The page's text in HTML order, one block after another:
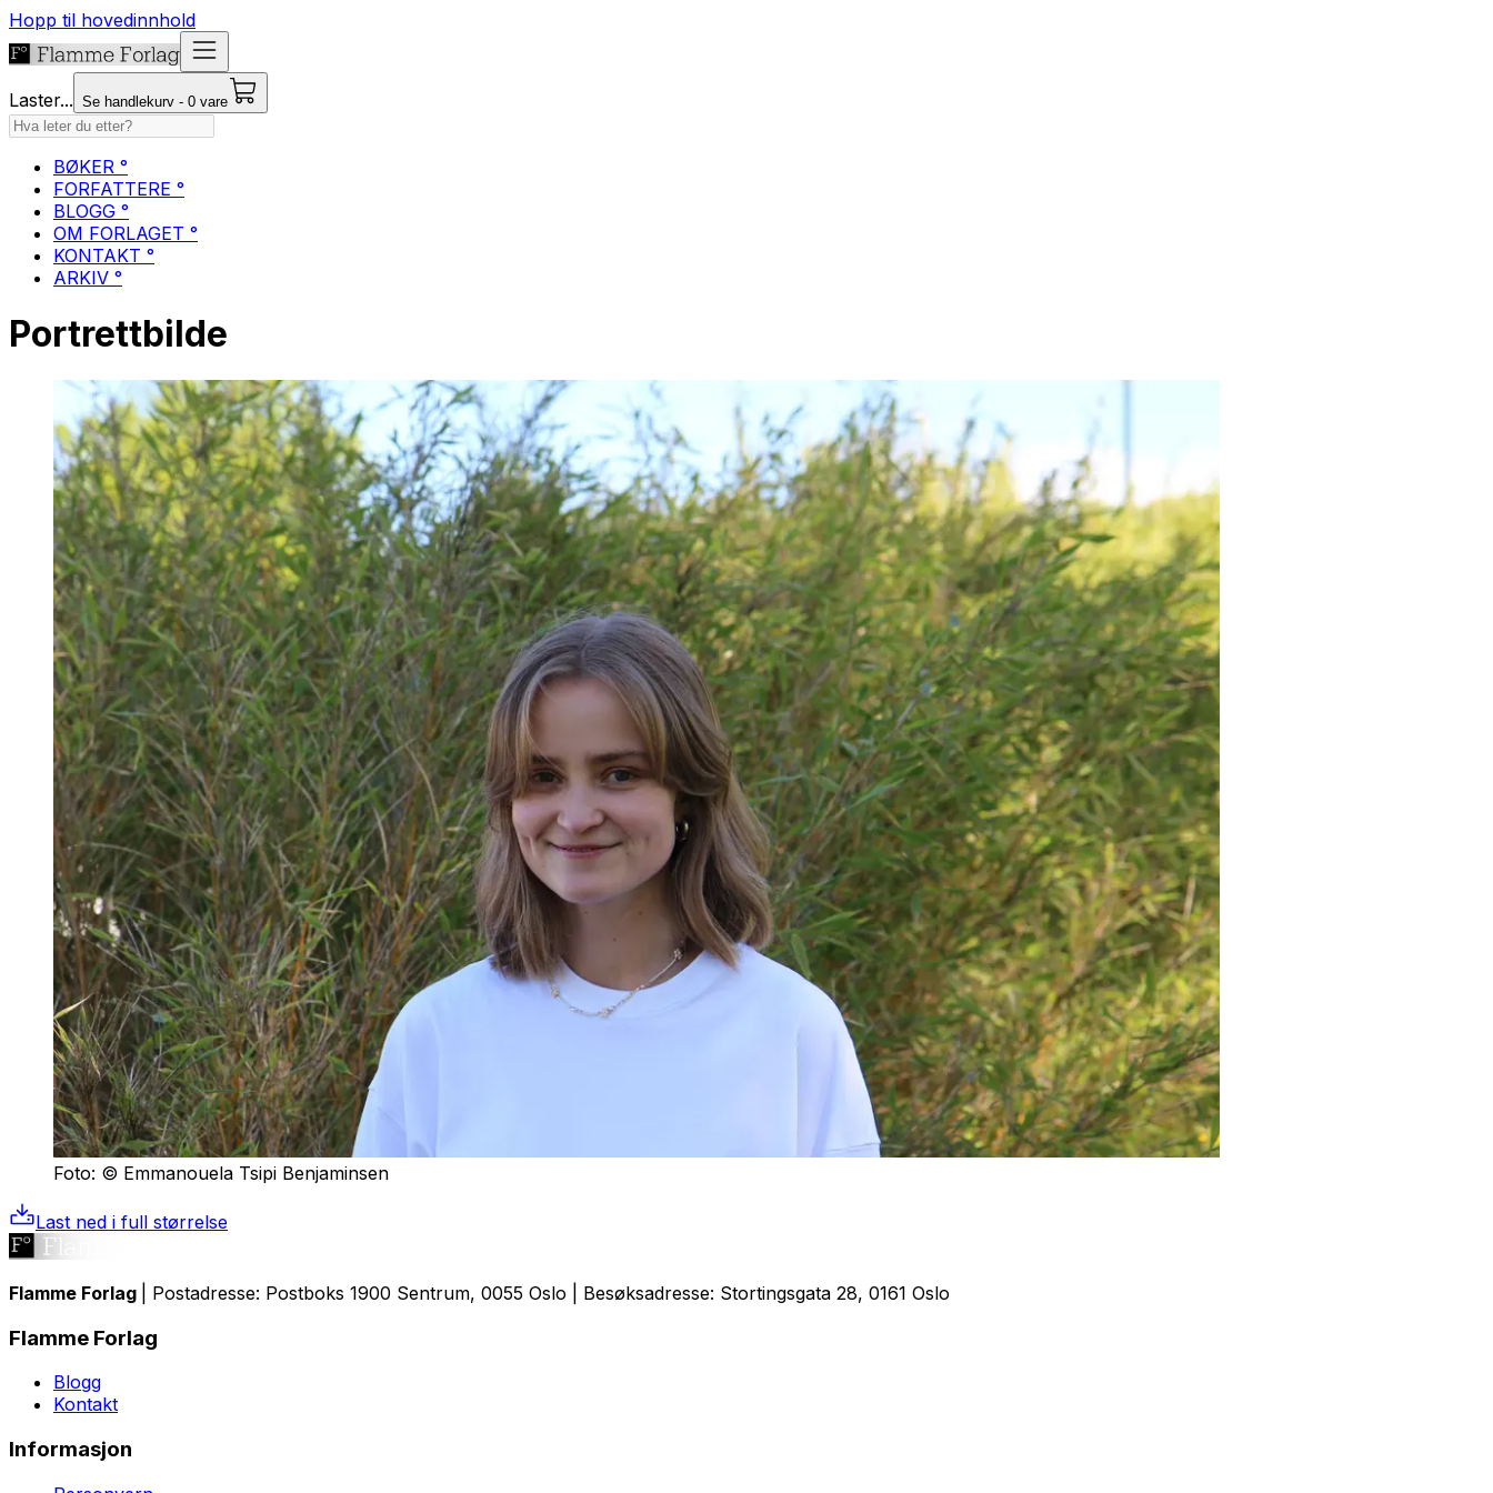
Hopp til hovedinnhold
Laster... Se handlekurv - 0 vare
BØKER °
FORFATTERE °
BLOGG °
OM FORLAGET °
KONTAKT °
ARKIV °
Portrettbilde
Foto: © Emmanouela Tsipi Benjaminsen
Last ned i full størrelse
Flamme Forlag | Postadresse: Postboks 1900 Sentrum, 0055 Oslo | Besøksadresse: Stortingsgata 28, 0161 Oslo
Flamme Forlag
Blogg
Kontakt
Informasjon